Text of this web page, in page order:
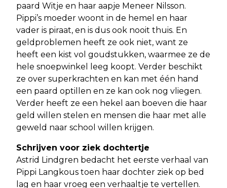
paard Witje en haar aapje Meneer Nilsson.
Pippi’s moeder woont in de hemel en haar
vader is piraat, en is dus ook nooit thuis. En
geldproblemen heeft ze ook niet, want ze
heeft een kist vol goudstukken, waarmee ze de
hele snoepwinkel leeg koopt. Verder beschikt
ze over superkrachten en kan met één hand
een paard optillen en ze kan ook nog vliegen.
Verder heeft ze een hekel aan boeven die haar
geld willen stelen en mensen die haar met alle
geweld naar school willen krijgen.
Schrijven voor ziek dochtertje
Astrid Lindgren bedacht het eerste verhaal van
Pippi Langkous toen haar dochter ziek op bed
lag en haar vroeg een verhaaltje te vertellen.